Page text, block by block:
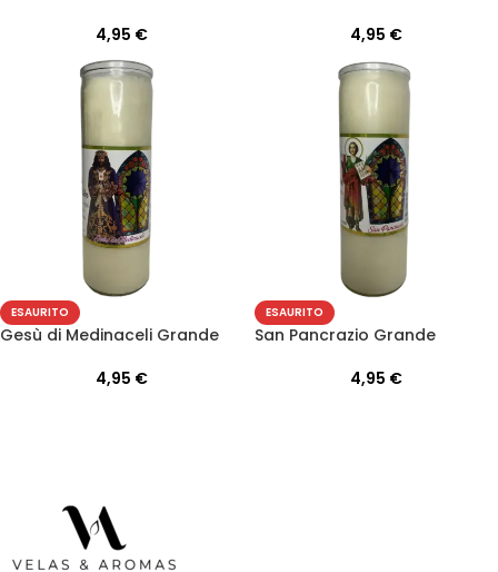
4,95 €
4,95 €
ESAURITO
Gesù di Medinaceli Grande
4,95 €
ESAURITO
San Pancrazio Grande
4,95 €